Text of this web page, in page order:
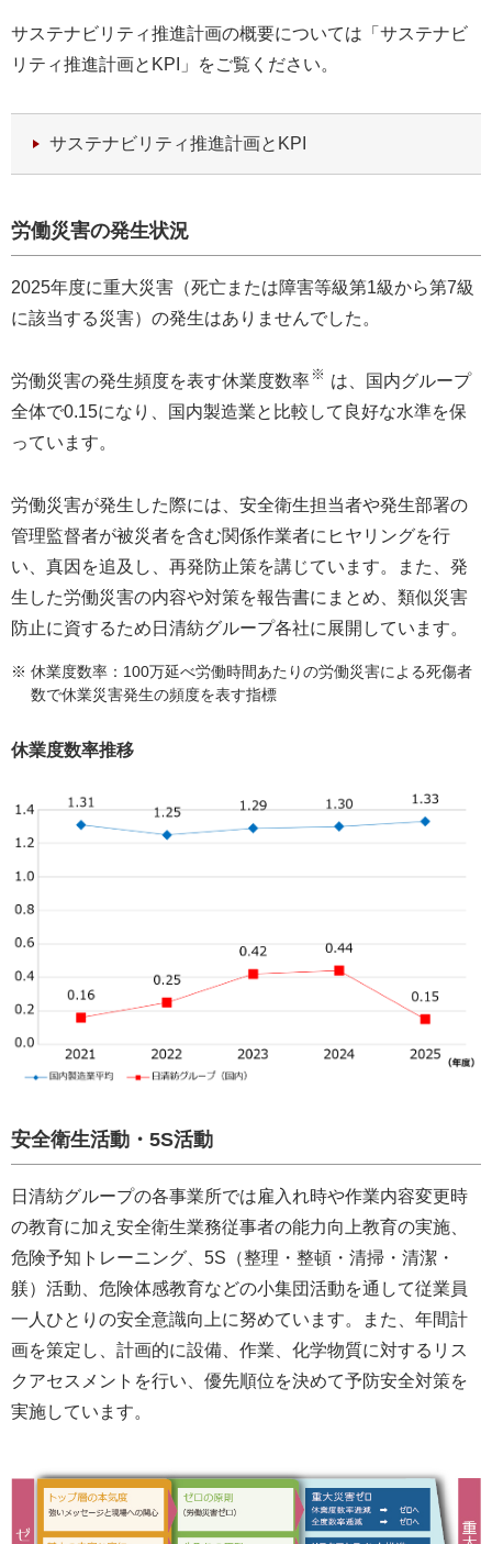
サステナビリティ推進計画の概要については「サステナビ
リティ推進計画とKPI」をご覧ください。
サステナビリティ推進計画とKPI
労働災害の発生状況
2025年度に重大災害（死亡または障害等級第1級から第7級
に該当する災害）の発生はありませんでした。
労働災害の発生頻度を表す休業度数率 ※ は、国内グループ
全体で0.15になり、国内製造業と比較して良好な水準を保
っています。
労働災害が発生した際には、安全衛生担当者や発生部署の
管理監督者が被災者を含む関係作業者にヒヤリングを行
い、真因を追及し、再発防止策を講じています。また、発
生した労働災害の内容や対策を報告書にまとめ、類似災害
防止に資するため日清紡グループ各社に展開しています。
※ 休業度数率：100万延べ労働時間あたりの労働災害による死傷者
数で休業災害発生の頻度を表す指標
休業度数率推移
安全衛生活動・5S活動
日清紡グループの各事業所では雇入れ時や作業内容変更時
の教育に加え安全衛生業務従事者の能力向上教育の実施、
危険予知トレーニング、5S（整理・整頓・清掃・清潔・
躾）活動、危険体感教育などの小集団活動を通して従業員
一人ひとりの安全意識向上に努めています。また、年間計
画を策定し、計画的に設備、作業、化学物質に対するリス
クアセスメントを行い、優先順位を決めて予防安全対策を
実施しています。